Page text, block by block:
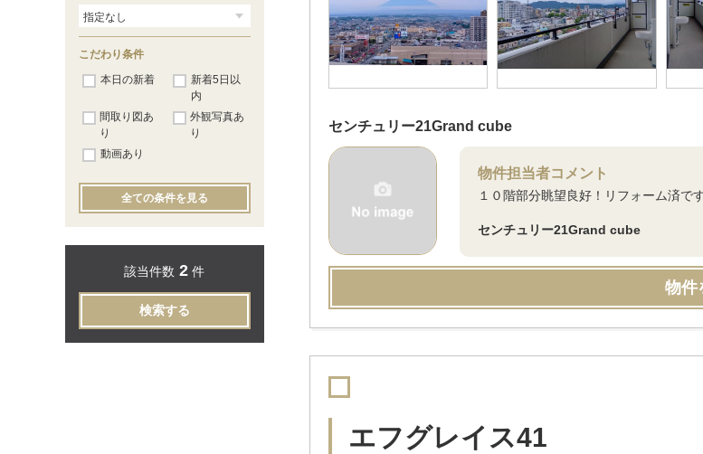
センチュリー21Grand cube
物件担当者コメント
１０階部分眺望良好！リフォーム済で
センチュリー21Grand cube
物件
エフグレイス41
こだわり条件
本日の新着
新着5日以
内
間取り図あ
り
外観写真あ
り
動画あり
全ての条件を見る
該当件数 2 件
検索する